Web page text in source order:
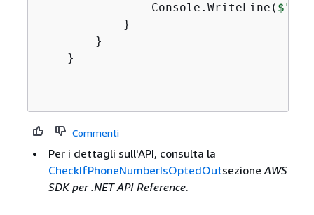
                Console.WriteLine(
$"
            }
        }
    }
Commenti
Per i dettagli sull'API, consulta la
CheckIfPhoneNumberIsOptedOutsezioneAWS
SDK per .NET API Reference.